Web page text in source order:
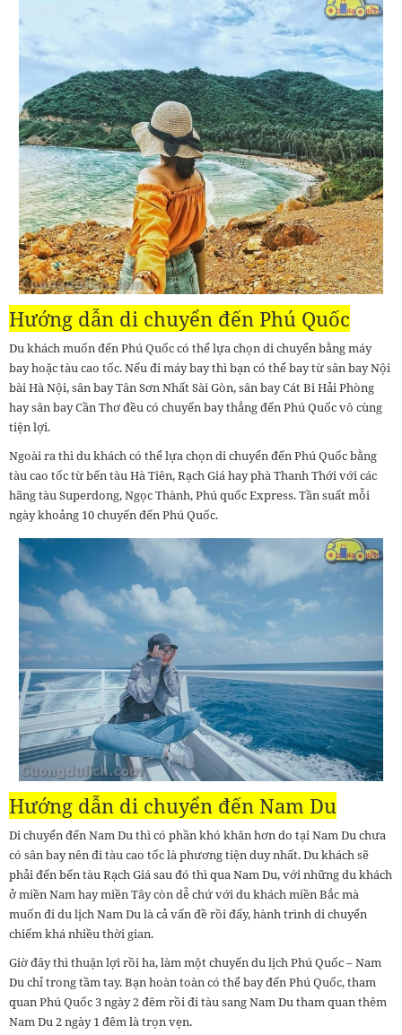
Hướng dẫn di chuyển đến Phú Quốc
Du khách muốn đến Phú Quốc có thể lựa chọn di chuyển bằng máy
bay hoặc tàu cao tốc. Nếu đi máy bay thì bạn có thể bay từ sân bay Nội
bài Hà Nội, sân bay Tân Sơn Nhất Sài Gòn, sân bay Cát Bi Hải Phòng
hay sân bay Cần Thơ đều có chuyến bay thẳng đến Phú Quốc vô cùng
tiện lợi.
Ngoài ra thì du khách có thể lựa chọn di chuyển đến Phú Quốc bằng
tàu cao tốc từ bến tàu Hà Tiên, Rạch Giá hay phà Thanh Thới với các
hãng tàu Superdong, Ngọc Thành, Phú quốc Express. Tần suất mỗi
ngày khoảng 10 chuyến đến Phú Quốc.
Hướng dẫn di chuyển đến Nam Du
Di chuyển đến Nam Du thì có phần khó khăn hơn do tại Nam Du chưa
có sân bay nên đi tàu cao tốc là phương tiện duy nhất. Du khách sẽ
phải đến bến tàu Rạch Giá sau đó thì qua Nam Du, với những du khách
ở miền Nam hay miền Tây còn dễ chứ với du khách miền Bắc mà
muốn đi du lịch Nam Du là cả vấn đề rồi đấy, hành trình di chuyển
chiếm khá nhiều thời gian.
Giờ đây thì thuận lợi rồi ha, làm một chuyến du lịch Phú Quốc – Nam
Du chỉ trong tầm tay. Bạn hoàn toàn có thể bay đến Phú Quốc, tham
quan Phú Quốc 3 ngày 2 đêm rồi đi tàu sang Nam Du tham quan thêm
Nam Du 2 ngày 1 đêm là trọn vẹn.